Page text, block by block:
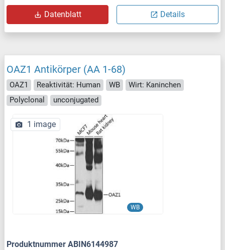
Datenblatt Details
OAZ1 Antikörper (AA 1-68)
OAZ1 Reaktivität: Human WB
Wirt: Kaninchen
Polyclonal
unconjugated
WB
1 image
Produktnummer ABIN6144987